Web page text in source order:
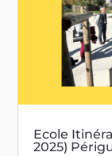
Ecole
2025)